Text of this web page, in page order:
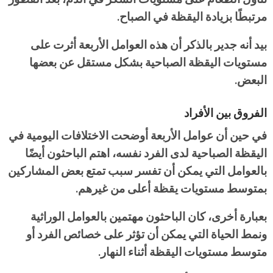
مرتبطًا بزيادة اليقظة في الصباح.
بيد أنه جدير بالذكر أن هذه العوامل الأربعة أثرت على
مستويات اليقظة الصباحية بشكل مستقل عن بعضها
البعض.
الفروق بين الأفراد
في حين أن عوامل الأربعة أوضحت الاختلافات اليومية في
اليقظة الصباحية لدى الفرد نفسه، اهتم الباحثون أيضًا
بالعوامل التي يمكن أن تفسر سبب تمتع بعض المشاركين
بمتوسط مستويات يقظة أعلى من غيرهم.
بعبارة أخرى، كان الباحثون مهتمين بالعوامل الوراثية
ونمط الحياة التي يمكن أن تؤثر على خصائص الفرد أو
متوسط مستويات اليقظة أثناء النهار.